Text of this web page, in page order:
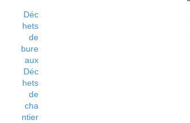
Déc
hets
de
bure
aux
Déc
hets
de
cha
ntier